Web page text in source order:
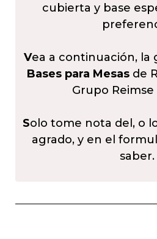
cubierta y base
Vea a continuación, la
Bases para Mesasde
Grupo Reimse
Solo tome nota del, o
agrado, y en el
saber.